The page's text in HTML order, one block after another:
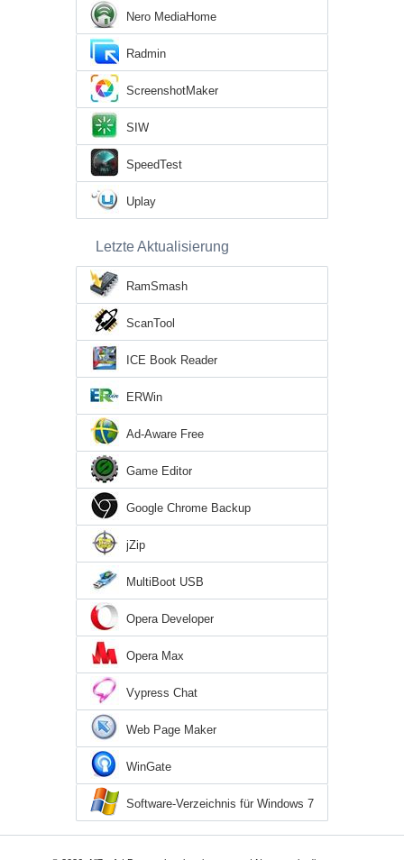
Nero MediaHome
Radmin
ScreenshotMaker
SIW
SpeedTest
Uplay
Letzte Aktualisierung
RamSmash
ScanTool
ICE Book Reader
ERWin
Ad-Aware Free
Game Editor
Google Chrome Backup
jZip
MultiBoot USB
Opera Developer
Opera Max
Vypress Chat
Web Page Maker
WinGate
Software-Verzeichnis für Windows 7